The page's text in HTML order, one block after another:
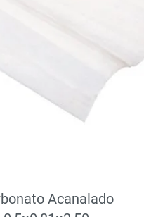
Acanalado